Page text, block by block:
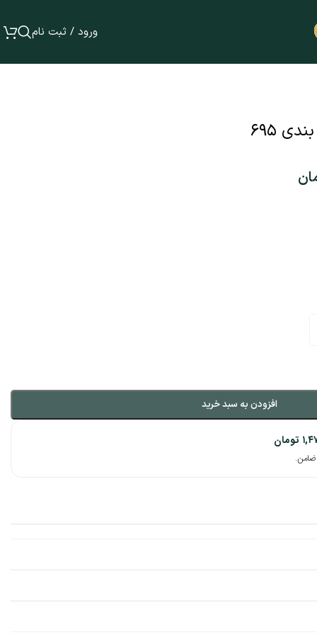
ورود / ثبت نام
۶۹۵
افزودن به سبد خرید
تومان